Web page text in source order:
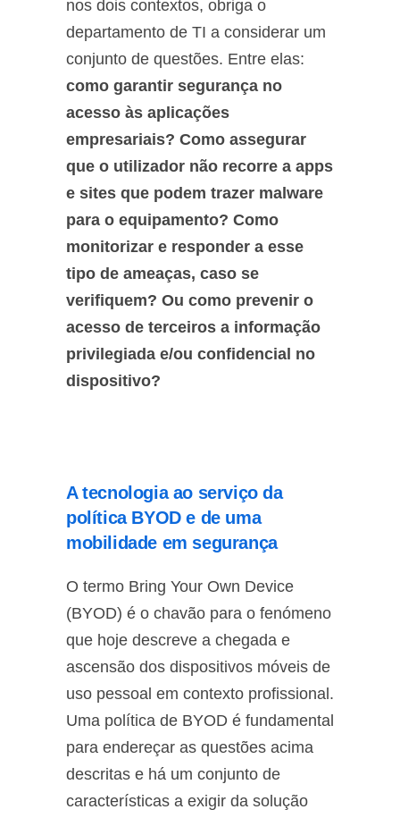
nos dois contextos, obriga o
departamento de TI a considerar um
conjunto de questões. Entre elas:
como garantir segurança no
acesso às aplicações
empresariais? Como assegurar
que o utilizador não recorre a apps
e sites que podem trazer malware
para o equipamento? Como
monitorizar e responder a esse
tipo de ameaças, caso se
verifiquem? Ou como prevenir o
acesso de terceiros a informação
privilegiada e/ou confidencial no
dispositivo?
A tecnologia ao serviço da
política BYOD e de uma
mobilidade em segurança
O termo Bring Your Own Device
(BYOD) é o chavão para o fenómeno
que hoje descreve a chegada e
ascensão dos dispositivos móveis de
uso pessoal em contexto profissional.
Uma política de BYOD é fundamental
para endereçar as questões acima
descritas e há um conjunto de
características a exigir da solução